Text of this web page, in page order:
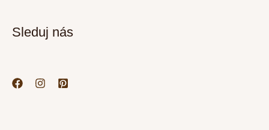
Sleduj nás